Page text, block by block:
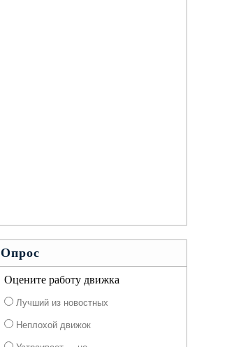
Опрос
Оцените работу движка
Лучший из новостных
Неплохой движок